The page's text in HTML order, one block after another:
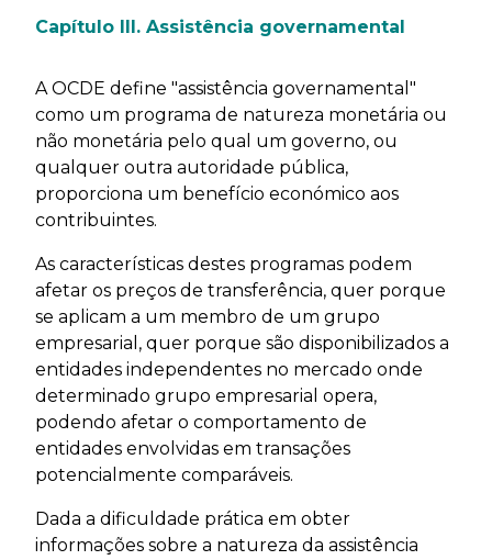
Capítulo III. Assistência governamental
A OCDE define "assistência governamental"
como um programa de natureza monetária ou
não monetária pelo qual um governo, ou
qualquer outra autoridade pública,
proporciona um benefício económico aos
contribuintes.
As características destes programas podem
afetar os preços de transferência, quer porque
se aplicam a um membro de um grupo
empresarial, quer porque são disponibilizados a
entidades independentes no mercado onde
determinado grupo empresarial opera,
podendo afetar o comportamento de
entidades envolvidas em transações
potencialmente comparáveis.
Dada a dificuldade prática em obter
informações sobre a natureza da assistência